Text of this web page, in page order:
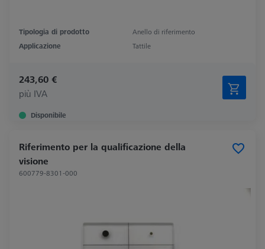
Tipologia di prodotto
Anello di riferimento
Applicazione
Tattile
243,60 €
più IVA
Disponibile
Riferimento per la qualificazione della
visione
600779-8301-000